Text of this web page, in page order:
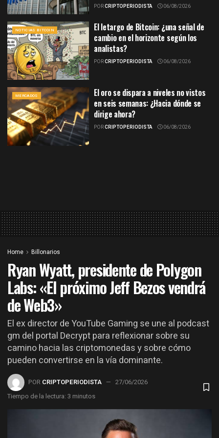
PORCRIPTOPERIODISTA 06/08/2026
NOTICIAS BITCOIN
El letargo de Bitcoin: ¿una señal de
cambio en el horizonte según los
analistas?
PORCRIPTOPERIODISTA 06/08/2026
MERCADOS
El oro se dispara a niveles no vistos
en seis semanas: ¿Hacia dónde se
dirige ahora?
PORCRIPTOPERIODISTA 06/08/2026
Home Billonarios
Ryan Wyatt, presidente de Polygon
Labs: «El próximo Jeff Bezos vendrá
de Web3»
El ex director de YouTube Gaming se une al podcast
gm del portal Decrypt para reflexionar sobre su
camino hacia las criptomonedas y sobre cómo
pueden convertirse en la vía dominante.
POR CRIPTOPERIODISTA
27/06/2026
Tiempo de la lectura: 3 minutos